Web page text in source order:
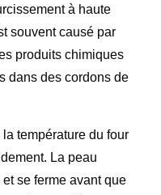
à haute
souvent causé par
produits chimiques
dans des cordons de
température du four
La peau
se ferme avant que